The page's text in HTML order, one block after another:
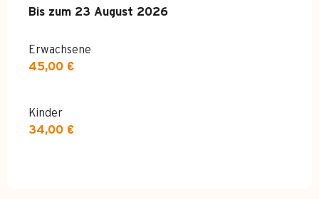
ab4 Juli 2026bis zum23 August 2026
Bis zum 23 August 2026
Erwachsene
45,00 €
Kinder
34,00 €